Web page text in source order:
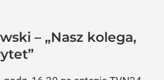
– „Nasz kolega,